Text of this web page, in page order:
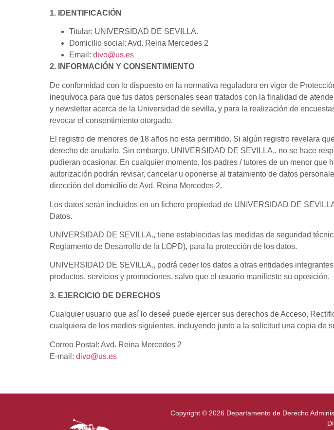
1. IDENTIFICACIÓN
Titular: UNIVERSIDAD DE SEVILLA.
Domicilio social: Avd. Reina Mercedes 2
Email: divo@us.es
2. INFORMACIÓN Y CONSENTIMIENTO
De conformidad con lo dispuesto en la normativa reguladora en vigor de
inequívoca para que tus datos personales sean tratados con la finalidad de
y newsletter acerca de la Universidad de sevilla, y para la realización de
revocar el consentimiento otorgado.
El registro de menores de 18 años no esta permitido. Si algún registro revelara
derecho de anularlo. Sin embargo, UNIVERSIDAD DE SEVILLA., no se hace
pudieran ocasionar. En cualquier momento, los padres / tutores de un menor
autorización podrán revisar, cancelar u oponerse al tratamiento de datos
dirección del domicilio de Avd. Reina Mercedes 2.
Los datos serán incluidos en un fichero propiedad de UNIVERSIDAD DE
Datos.
UNIVERSIDAD DE SEVILLA., tiene establecidas las medidas de seguridad
Reglamento de Desarrollo de la LOPD), para la protección de los datos.
UNIVERSIDAD DE SEVILLA., podrá ceder los datos a otras entidades
productos, servicios y promociones, salvo que el usuario manifieste su oposición.
3. EJERCICIO DE DERECHOS
Cualquier usuario que así lo deseé puede ejercer sus derechos de Acceso,
cualquiera de los medios siguientes, incluyendo junto a la solicitud una copia de
Correo Postal: Avd. Reina Mercedes 2
E-mail: divo@us.es
Copyright © 2026 Departamento de Derecho